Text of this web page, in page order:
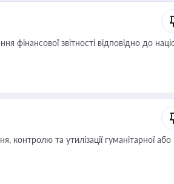
фінансової звітності відповідно до
контролю та утилізації гуманітарної або